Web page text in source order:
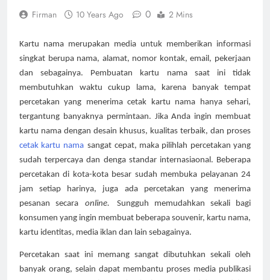
Firman 10 Years Ago 0 2 Mins
Kartu nama merupakan media untuk memberikan informasi
singkat berupa nama, alamat, nomor kontak, email, pekerjaan
dan sebagainya. Pembuatan kartu nama saat ini tidak
membutuhkan waktu cukup lama, karena banyak tempat
percetakan yang menerima cetak kartu nama hanya sehari,
tergantung banyaknya permintaan. Jika Anda ingin membuat
kartu nama dengan desain khusus, kualitas terbaik, dan proses
cetak kartu nama sangat cepat, maka pilihlah percetakan yang
sudah terpercaya dan denga standar internasiaonal. Beberapa
percetakan di kota-kota besar sudah membuka pelayanan 24
jam setiap harinya, juga ada percetakan yang menerima
pesanan secara
online.
Sungguh memudahkan sekali bagi
konsumen yang ingin membuat beberapa souvenir, kartu nama,
kartu identitas, media iklan dan lain sebagainya.
Percetakan saat ini memang sangat dibutuhkan sekali oleh
banyak orang, selain dapat membantu proses media publikasi